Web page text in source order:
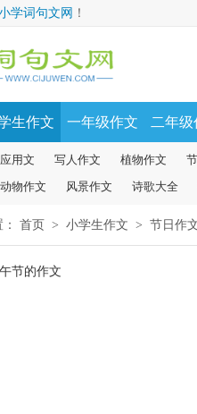
学词句文网 ！
生作文 一年级作文 二年级
应用文 写人作文 植物作文
动物作文 风景作文 诗歌大全
首页 > 小学生作文 > 节日作
节的作文